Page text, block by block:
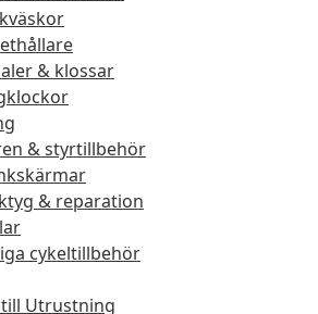
& klossar
& styrtillbehör
& reparation
cykeltillbehör
Utrustning